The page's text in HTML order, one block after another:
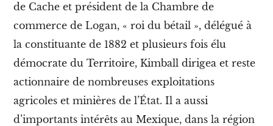
de Cache et président de la Chambre de
commerce de Logan, « roi du bétail », délégué à
la constituante de 1882 et plusieurs fois élu
démocrate du Territoire, Kimball dirigea et reste
actionnaire de nombreuses exploitations
agricoles et minières de l’État. Il a aussi
d’importants intérêts au Mexique, dans la région
u
c
i
e
»
X
.
L